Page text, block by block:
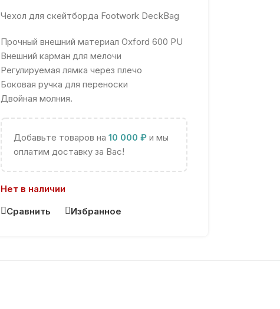
Чехол для скейтборда Footwork DeckBag
Прочный внешний материал Oxford 600 PU
Внешний карман для мелочи
Регулируемая лямка через плечо
Боковая ручка для переноски
Двойная молния.
Добавьте товаров на 10 000 ₽и мы
оплатим доставку за Вас!
Нет в наличии
Сравнить
Избранное